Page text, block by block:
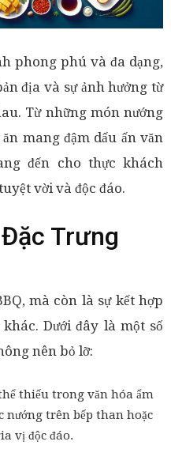
phong phú và đa dạng,
địa và sự ảnh hưởng từ
Từ những món nướng
mang đậm dấu ấn văn
đến cho thực khách
vời và độc đáo.
Trưng
mà còn là sự kết hợp
Dưới đây là một số
nên bỏ lỡ:
thiếu trong văn hóa ẩm
nướng trên bếp than hoặc
vị độc đáo.